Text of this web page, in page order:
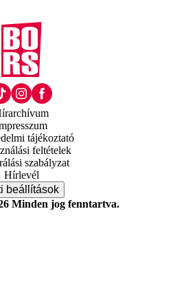
tájékoztató
feltételek
szabályzat
Hírlevél
beállítások
Minden jog fenntartva.